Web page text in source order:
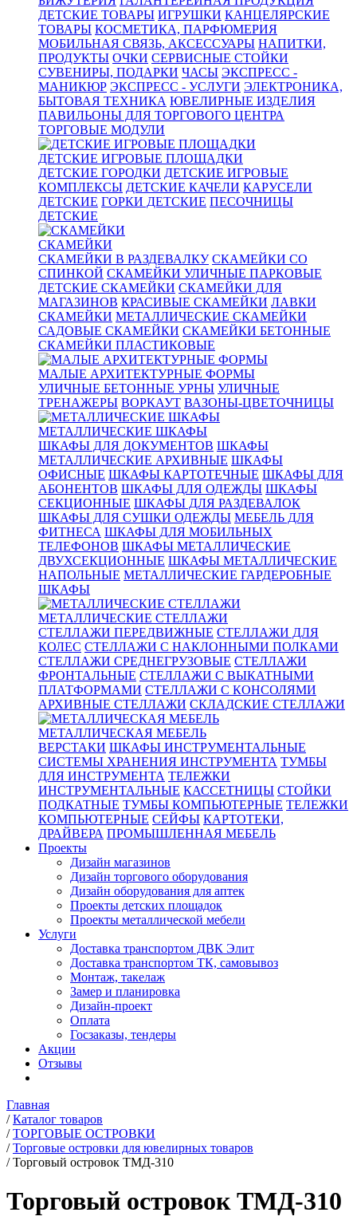
ДЕТСКИЕ ТОВАРЫ ИГРУШКИ КАНЦЕЛЯРСКИЕ
ТОВАРЫ КОСМЕТИКА, ПАРФЮМЕРИЯ
МОБИЛЬНАЯ СВЯЗЬ, АКСЕССУАРЫ НАПИТКИ,
ПРОДУКТЫ ОЧКИ СЕРВИСНЫЕ СТОЙКИ
СУВЕНИРЫ, ПОДАРКИ ЧАСЫ ЭКСПРЕСС -
МАНИКЮР ЭКСПРЕСС - УСЛУГИ ЭЛЕКТРОНИКА,
БЫТОВАЯ ТЕХНИКА ЮВЕЛИРНЫЕ ИЗДЕЛИЯ
ПАВИЛЬОНЫ ДЛЯ ТОРГОВОГО ЦЕНТРА
ТОРГОВЫЕ МОДУЛИ
ДЕТСКИЕ ИГРОВЫЕ ПЛОЩАДКИ
ДЕТСКИЕ ГОРОДКИ ДЕТСКИЕ ИГРОВЫЕ
КОМПЛЕКСЫ ДЕТСКИЕ КАЧЕЛИ КАРУСЕЛИ
ДЕТСКИЕ ГОРКИ ДЕТСКИЕ ПЕСОЧНИЦЫ
ДЕТСКИЕ
СКАМЕЙКИ
СКАМЕЙКИ В РАЗДЕВАЛКУ СКАМЕЙКИ СО
СПИНКОЙ СКАМЕЙКИ УЛИЧНЫЕ ПАРКОВЫЕ
ДЕТСКИЕ СКАМЕЙКИ СКАМЕЙКИ ДЛЯ
МАГАЗИНОВ КРАСИВЫЕ СКАМЕЙКИ ЛАВКИ
СКАМЕЙКИ МЕТАЛЛИЧЕСКИЕ СКАМЕЙКИ
САДОВЫЕ СКАМЕЙКИ СКАМЕЙКИ БЕТОННЫЕ
СКАМЕЙКИ ПЛАСТИКОВЫЕ
МАЛЫЕ АРХИТЕКТУРНЫЕ ФОРМЫ
УЛИЧНЫЕ БЕТОННЫЕ УРНЫ УЛИЧНЫЕ
ТРЕНАЖЕРЫ ВОРКАУТ ВАЗОНЫ-ЦВЕТОЧНИЦЫ
МЕТАЛЛИЧЕСКИЕ ШКАФЫ
ШКАФЫ ДЛЯ ДОКУМЕНТОВ ШКАФЫ
МЕТАЛЛИЧЕСКИЕ АРХИВНЫЕ ШКАФЫ
ОФИСНЫЕ ШКАФЫ КАРТОТЕЧНЫЕ ШКАФЫ ДЛЯ
АБОНЕНТОВ ШКАФЫ ДЛЯ ОДЕЖДЫ ШКАФЫ
СЕКЦИОННЫЕ ШКАФЫ ДЛЯ РАЗДЕВАЛОК
ШКАФЫ ДЛЯ СУШКИ ОДЕЖДЫ МЕБЕЛЬ ДЛЯ
ФИТНЕСА ШКАФЫ ДЛЯ МОБИЛЬНЫХ
ТЕЛЕФОНОВ ШКАФЫ МЕТАЛЛИЧЕСКИЕ
ДВУХСЕКЦИОННЫЕ ШКАФЫ МЕТАЛЛИЧЕСКИЕ
НАПОЛЬНЫЕ МЕТАЛЛИЧЕСКИЕ ГАРДЕРОБНЫЕ
ШКАФЫ
МЕТАЛЛИЧЕСКИЕ СТЕЛЛАЖИ
СТЕЛЛАЖИ ПЕРЕДВИЖНЫЕ СТЕЛЛАЖИ ДЛЯ
КОЛЕС СТЕЛЛАЖИ С НАКЛОННЫМИ ПОЛКАМИ
СТЕЛЛАЖИ СРЕДНЕГРУЗОВЫЕ СТЕЛЛАЖИ
ФРОНТАЛЬНЫЕ СТЕЛЛАЖИ С ВЫКАТНЫМИ
ПЛАТФОРМАМИ СТЕЛЛАЖИ С КОНСОЛЯМИ
АРХИВНЫЕ СТЕЛЛАЖИ СКЛАДСКИЕ СТЕЛЛАЖИ
МЕТАЛЛИЧЕСКАЯ МЕБЕЛЬ
ВЕРСТАКИ ШКАФЫ ИНСТРУМЕНТАЛЬНЫЕ
СИСТЕМЫ ХРАНЕНИЯ ИНСТРУМЕНТА ТУМБЫ
ДЛЯ ИНСТРУМЕНТА ТЕЛЕЖКИ
ИНСТРУМЕНТАЛЬНЫЕ КАССЕТНИЦЫ СТОЙКИ
ПОДКАТНЫЕ ТУМБЫ КОМПЬЮТЕРНЫЕ ТЕЛЕЖКИ
КОМПЬЮТЕРНЫЕ СЕЙФЫ КАРТОТЕКИ,
ДРАЙВЕРА ПРОМЫШЛЕННАЯ МЕБЕЛЬ
Проекты
Дизайн магазинов
Дизайн торгового оборудования
Дизайн оборудования для аптек
Проекты детских площадок
Проекты металлической мебели
Услуги
Доставка транспортом ДВК Элит
Доставка транспортом ТК, самовывоз
Монтаж, такелаж
Замер и планировка
Дизайн-проект
Оплата
Госзаказы, тендеры
Акции
Отзывы
Главная
/ Каталог товаров
/ ТОРГОВЫЕ ОСТРОВКИ
/ Торговые островки для ювелирных товаров
/ Торговый островок ТМД-310
Торговый островок ТМД-310